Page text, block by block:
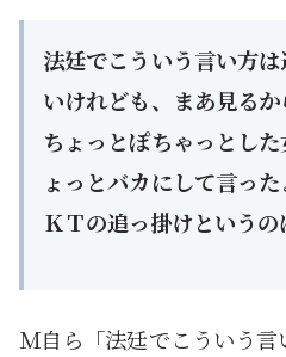
法廷でこういう言い方
いけれども、まあ見る
ちょっとぽちゃっとし
ょっとバカにして言っ
ＫＴの追っ掛けという
Ｍ自ら「法廷でこういう